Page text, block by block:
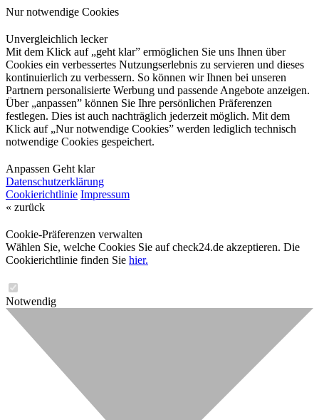
Nur notwendige Cookies
Unvergleichlich lecker
Mit dem Klick auf „geht klar” ermöglichen Sie uns Ihnen über
Cookies ein verbessertes Nutzungserlebnis zu servieren und dieses
kontinuierlich zu verbessern. So können wir Ihnen bei unseren
Partnern personalisierte Werbung und passende Angebote anzeigen.
Über „anpassen” können Sie Ihre persönlichen Präferenzen
festlegen. Dies ist auch nachträglich jederzeit möglich. Mit dem
Klick auf „Nur notwendige Cookies” werden lediglich technisch
notwendige Cookies gespeichert.
Anpassen Geht klar
Datenschutzerklärung
Cookierichtlinie Impressum
« zurück
Cookie-Präferenzen verwalten
Wählen Sie, welche Cookies Sie auf check24.de akzeptieren. Die
Cookierichtlinie finden Sie hier.
Notwendig